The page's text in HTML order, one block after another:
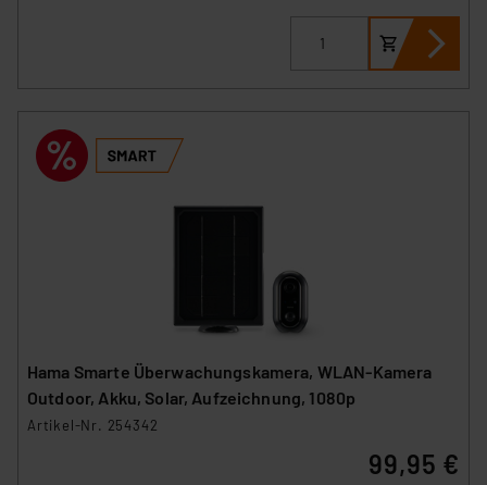
Hama Smarte Überwachungskamera, WLAN-Kamera
Outdoor, Akku, Solar, Aufzeichnung, 1080p
Artikel-Nr. 254342
99,95 €